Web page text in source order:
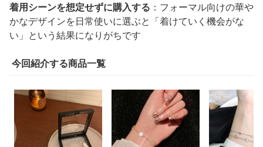
着用シーンを想定せずに購入する ：フォーマル向けの華や
かなデザインを日常使いに選ぶと「着けていく機会がな
い」という結果になりがちです
今回紹介する商品一覧